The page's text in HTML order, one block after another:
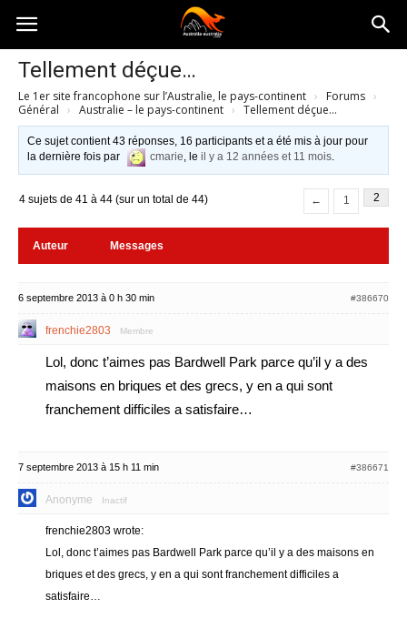
Australia-
australie.com
Tellement déçue…
Le 1er site francophone sur l’Australie, le pays-continent › Forums ›
Général › Australie – le pays-continent › Tellement déçue…
Ce sujet contient 43 réponses, 16 participants et a été mis à jour pour
la dernière fois par
cmarie, leil y a 12 années et 11 mois.
4 sujets de 41 à 44 (sur un total de 44) ← 1 2
Auteur Messages
6 septembre 2013 à 0 h 30 min #386670
frenchie2803 Membre
Lol, donc t’aimes pas Bardwell Park parce qu’il y a des
maisons en briques et des grecs, y en a qui sont
franchement difficiles a satisfaire…
7 septembre 2013 à 15 h 11 min #386671
Anonyme Inactif
frenchie2803 wrote:
Lol, donc t’aimes pas Bardwell Park parce qu’il y a des maisons en
briques et des grecs, y en a qui sont franchement difficiles a
satisfaire…